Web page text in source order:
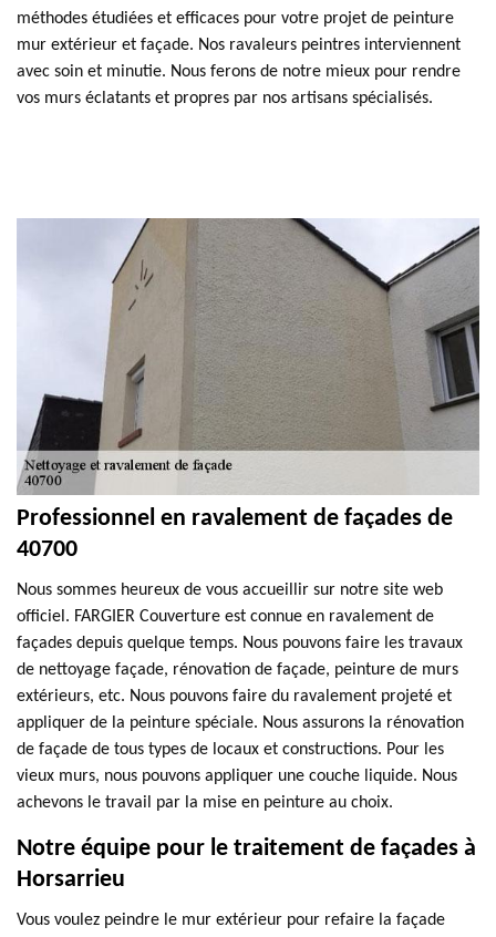
méthodes étudiées et efficaces pour votre projet de peinture
mur extérieur et façade. Nos ravaleurs peintres interviennent
avec soin et minutie. Nous ferons de notre mieux pour rendre
vos murs éclatants et propres par nos artisans spécialisés.
Professionnel en ravalement de façades de
40700
Nous sommes heureux de vous accueillir sur notre site web
officiel. FARGIER Couverture est connue en ravalement de
façades depuis quelque temps. Nous pouvons faire les travaux
de nettoyage façade, rénovation de façade, peinture de murs
extérieurs, etc. Nous pouvons faire du ravalement projeté et
appliquer de la peinture spéciale. Nous assurons la rénovation
de façade de tous types de locaux et constructions. Pour les
vieux murs, nous pouvons appliquer une couche liquide. Nous
achevons le travail par la mise en peinture au choix.
Notre équipe pour le traitement de façades à
Horsarrieu
Vous voulez peindre le mur extérieur pour refaire la façade